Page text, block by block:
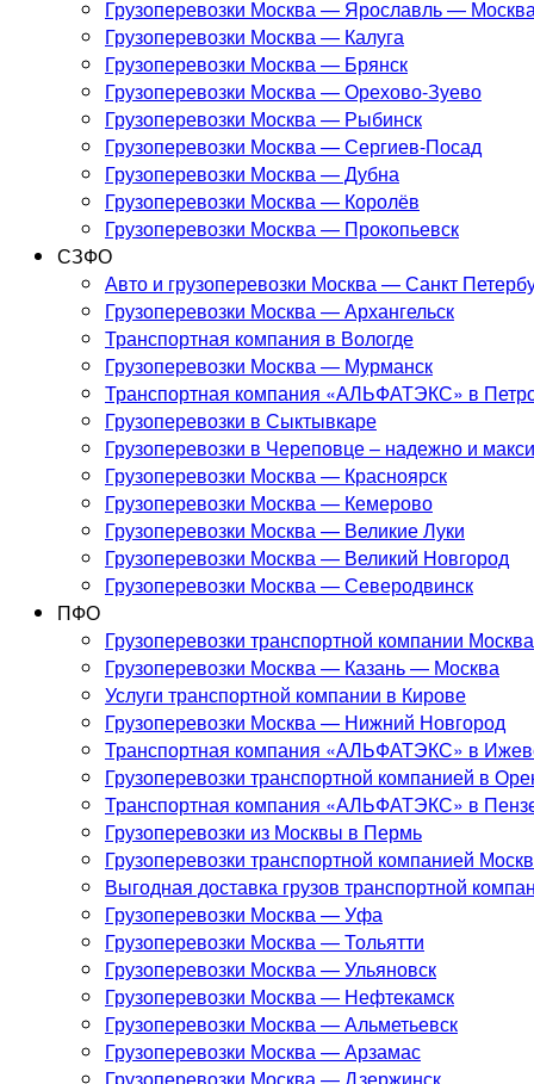
Грузоперевозки Москва — Ярославль —
Грузоперевозки Москва — Калуга
Грузоперевозки Москва — Брянск
Грузоперевозки Москва — Орехово-Зуево
Грузоперевозки Москва — Рыбинск
Грузоперевозки Москва — Сергиев-Посад
Грузоперевозки Москва — Дубна
Грузоперевозки Москва — Королёв
Грузоперевозки Москва — Прокопьевск
СЗФО
Авто и грузоперевозки Москва — Санкт
Грузоперевозки Москва — Архангельск
Транспортная компания в Вологде
Грузоперевозки Москва — Мурманск
Транспортная компания «АЛЬФАТЭКС» в
Грузоперевозки в Сыктывкаре
Грузоперевозки в Череповце – надежно и
Грузоперевозки Москва — Красноярск
Грузоперевозки Москва — Кемерово
Грузоперевозки Москва — Великие Луки
Грузоперевозки Москва — Великий Новгород
Грузоперевозки Москва — Северодвинск
ПФО
Грузоперевозки транспортной компании
Грузоперевозки Москва — Казань — Москва
Услуги транспортной компании в Кирове
Грузоперевозки Москва — Нижний Новгород
Транспортная компания «АЛЬФАТЭКС» в
Грузоперевозки транспортной компанией в
Транспортная компания «АЛЬФАТЭКС» в
Грузоперевозки из Москвы в Пермь
Грузоперевозки транспортной компанией
Выгодная доставка грузов транспортной
Грузоперевозки Москва — Уфа
Грузоперевозки Москва — Тольятти
Грузоперевозки Москва — Ульяновск
Грузоперевозки Москва — Нефтекамск
Грузоперевозки Москва — Альметьевск
Грузоперевозки Москва — Арзамас